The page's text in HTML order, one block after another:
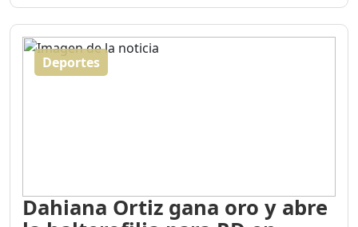
Deportes
Dahiana Ortiz gana oro y abre